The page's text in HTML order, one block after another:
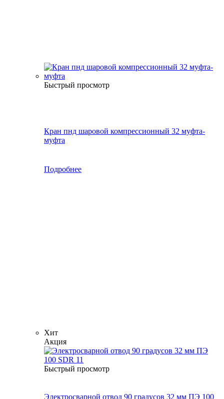
Быстрый просмотр
Кран пнд шаровой компрессионный 32 муфта-
муфта
Подробнее
Хит
Акция
Быстрый просмотр
Электросварной отвод 90 градусов 32 мм ПЭ 100